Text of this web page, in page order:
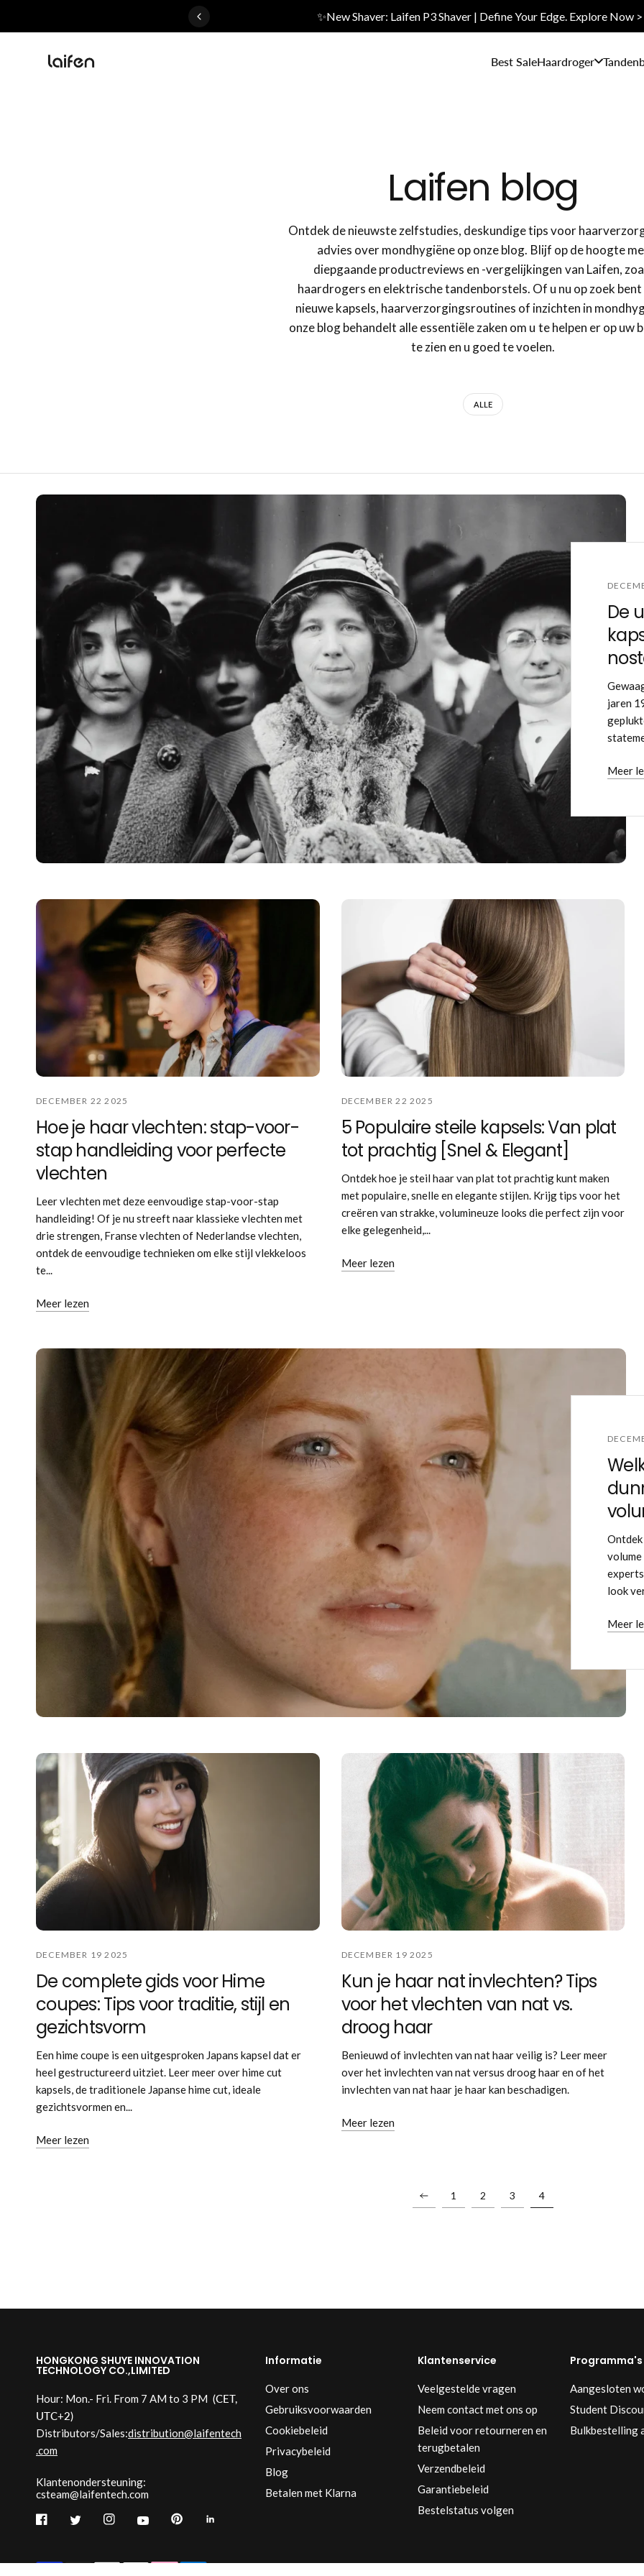
✨New Shaver: Laifen P3 Shaver | Define Your Edge. Explore Now
Best SaleHaardroger
Laifen blog
Ontdek de nieuwste zelfstudies, deskundige tips voor
advies over mondhygiëne op onze blog. Blijf op de hoogte
diepgaande productreviews en -vergelijkingen van Laifen,
haardrogers en elektrische tandenborstels. Of u nu op zoek
nieuwe kapsels, haarverzorgingsroutines of inzichten in
onze blog behandelt alle essentiële zaken om u te helpen er op uw
te zien en u goed te voelen.
ALLE
De
jaren
Meer
DECEMBER 22 2025
Hoe je haar vlechten: stap-voor-
stap handleiding voor perfecte
vlechten
Leer vlechten met deze eenvoudige stap-voor-stap
handleiding! Of je nu streeft naar klassieke vlechten met
drie strengen, Franse vlechten of Nederlandse vlechten,
ontdek de eenvoudige technieken om elke stijl vlekkeloos
te...
Meer lezen
DECEMBER 22 2025
5 Populaire steile kapsels: Van plat
tot prachtig [Snel & Elegant]
Ontdek hoe je steil haar van plat tot prachtig kunt maken
met populaire, snelle en elegante stijlen. Krijg tips voor het
creëren van strakke, volumineuze looks die perfect zijn voor
elke gelegenheid,...
Meer lezen
look
Meer
DECEMBER 19 2025
De complete gids voor Hime
coupes: Tips voor traditie, stijl en
gezichtsvorm
Een hime coupe is een uitgesproken Japans kapsel dat er
heel gestructureerd uitziet. Leer meer over hime cut
kapsels, de traditionele Japanse hime cut, ideale
gezichtsvormen en...
Meer lezen
DECEMBER 19 2025
Kun je haar nat invlechten? Tips
voor het vlechten van nat vs.
droog haar
Benieuwd of invlechten van nat haar veilig is? Leer meer
over het invlechten van nat versus droog haar en of het
invlechten van nat haar je haar kan beschadigen.
Meer lezen
1 2 3 4
HONGKONG SHUYE INNOVATION
TECHNOLOGY CO.,LIMITED
Hour: Mon.- Fri. From 7 AM to 3 PM (CET,
UTC+2)
Distributors/Sales:distribution@laifentech
.com
Klantenondersteuning:
csteam@laifentech.com
Informatie
Over ons
Gebruiksvoorwaarden
Cookiebeleid
Privacybeleid
Blog
Betalen met Klarna
Klantenservice
Veelgestelde vragen
Neem contact met ons op
Beleid voor retourneren en
terugbetalen
Verzendbeleid
Garantiebeleid
Bestelstatus volgen
Programma's
Aangesloten
Student
Bulkbestelling